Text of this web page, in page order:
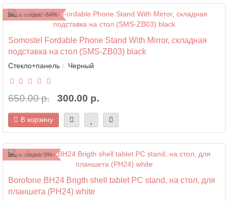
Ваша скидка: -54%
Somostel Fordable Phone Stand With Mirror, складная
подставка на стол (SMS-ZB03) black
Стекло+панель Черный
650.00 р. 300.00 р.
В корзину
Ваша скидка: 0%
Borofone BH24 Brigth shell tablet PC stand, на стол, для
планшета (PH24) white